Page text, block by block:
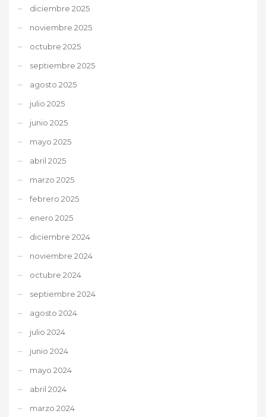
diciembre 2025
noviembre 2025
octubre 2025
septiembre 2025
agosto 2025
julio 2025
junio 2025
mayo 2025
abril 2025
marzo 2025
febrero 2025
enero 2025
diciembre 2024
noviembre 2024
octubre 2024
septiembre 2024
agosto 2024
julio 2024
junio 2024
mayo 2024
abril 2024
marzo 2024